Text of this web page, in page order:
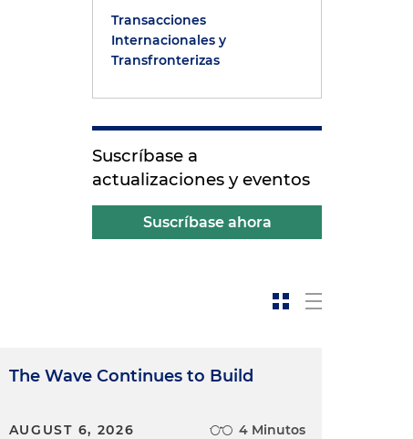
Transacciones
Internacionales y
Transfronterizas
Suscríbase a
actualizaciones y eventos
Suscríbase ahora
The Wave Continues to Build
AUGUST 6, 2026 4 Minutos